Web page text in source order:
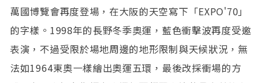
萬國博覽會再度登場，在大阪的天空寫下「EXPO'70」
的字樣。1998年的長野冬季奧運，藍色衝擊波再度受邀
表演，不過受限於場地周邊的地形限制與天候狀況，無
法如1964東奧一樣繪出奧運五環，最後改採衝場的方